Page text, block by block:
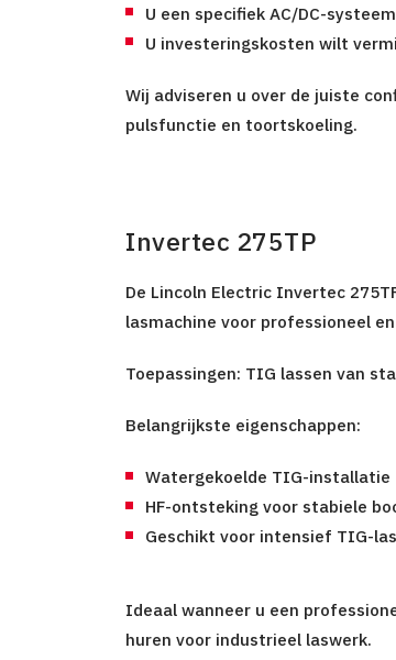
U een specifiek AC/DC-
U investeringskosten wilt
Wij adviseren u over de juiste
pulsfunctie en toortskoeling.
Invertec 275TP
De Lincoln Electric Invertec
lasmachine voor professioneel
Toepassingen: TIG lassen van
Belangrijkste eigenschappen:
Watergekoelde TIG-installatie
HF-ontsteking voor stabiele
Geschikt voor intensief TIG-
Ideaal wanneer u een
huren voor industrieel laswerk.